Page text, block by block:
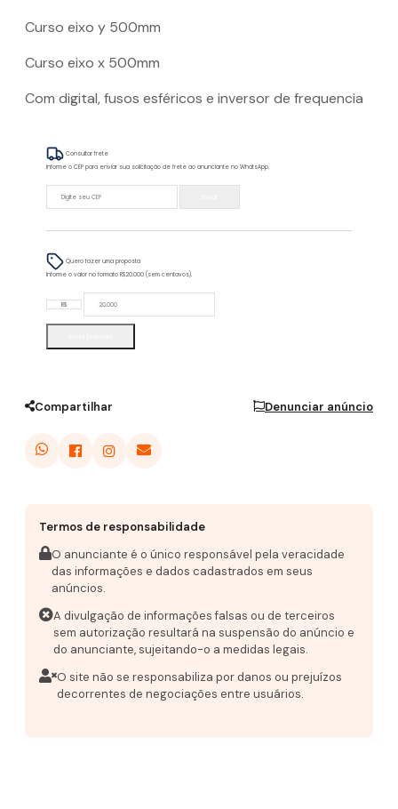
Curso eixo y 500mm
Curso eixo x 500mm
Com digital, fusos esféricos e inversor de frequencia
Consultar frete
Informe o CEP para enviar sua solicitação de frete ao anunciante no WhatsApp.
Quero fazer uma proposta
Informe o valor no formato R$20.000 (sem centavos).
R$
Compartilhar Denunciar anúncio
Termos de responsabilidade
O anunciante é o único responsável pela veracidade
das informações e dados cadastrados em seus
anúncios.
A divulgação de informações falsas ou de terceiros
sem autorização resultará na suspensão do anúncio e
do anunciante, sujeitando-o a medidas legais.
O site não se responsabiliza por danos ou prejuízos
decorrentes de negociações entre usuários.